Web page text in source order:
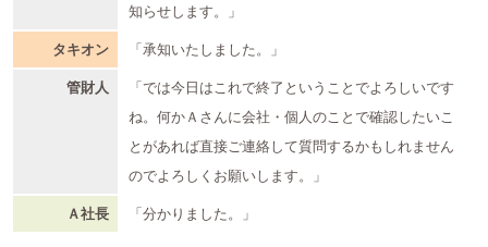
知らせします。」
タキオン 「承知いたしました。」
管財人
「では今日はこれで終了ということでよろしいです
ね。何かＡさんに会社・個人のことで確認したいこ
とがあれば直接ご連絡して質問するかもしれません
のでよろしくお願いします。」
Ａ社長 「分かりました。」